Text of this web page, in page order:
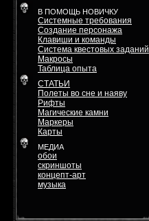
В ПОМОЩЬ НОВИЧКУ
Системные требования
Создание персонажа
Клавиши и команды
Система квестовых заданий
Макросы
Таблица опыта
СТАТЬИ
Полеты во сне и наяву
Рифты
Магические камни
Маркеры
Карты
МЕДИА
обои
скриншоты
концепт-арт
музыка